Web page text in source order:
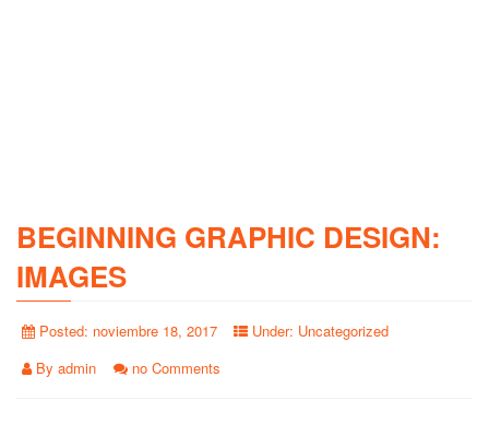
BEGINNING GRAPHIC DESIGN:
IMAGES
Posted: noviembre 18, 2017 Under: Uncategorized
By admin no Comments